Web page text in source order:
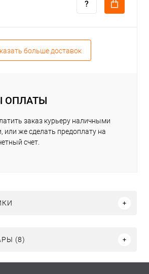
больше доставок
ОПЛАТЫ
заказ курьеру наличными
или же сделать предоплату на
счет.
(8)